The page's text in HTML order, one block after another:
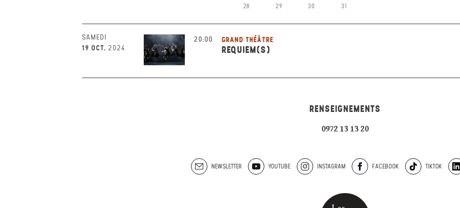
28 29 30 31
SAMEDI
19 OCT. 2024
20:00 GRAND THÉÂTRE
REQUIEM(S)
RENSEIGNEMENTS
0972 13 13 20
NEWSLETTER YOUTUBE INSTAGRAM FACEBOOK TIKTOK